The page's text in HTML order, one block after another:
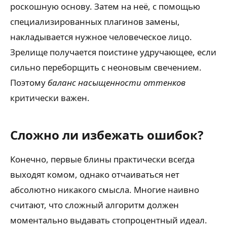
роскошную основу. Затем на неё, с помощью
специализированных плагинов замены,
накладывается нужное человеческое лицо.
Зрелище получается поистине удручающее, если
сильно переборщить с неоновым свечением.
Поэтомубаланс насыщенности оттенков
критически важен.
Сложно ли избежать ошибок?
Конечно, первые блины практически всегда
выходят комом, однако отчаиваться нет
абсолютно никакого смысла. Многие наивно
считают, что сложный алгоритм должен
моментально выдавать стопроцентный идеал.